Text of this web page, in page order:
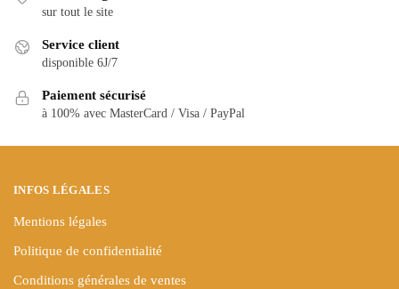
peuvent
choisies
page
sur tout le site
Service client
disponible 6J/7
Paiement sécurisé
à 100% avec MasterCard / Visa / PayPal
INFOS LÉGALES
Mentions légales
Politique de confidentialité
Conditions générales de ventes